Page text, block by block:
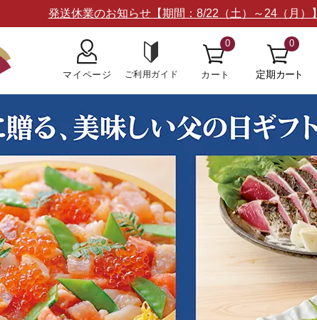
発送休業のお知らせ【期間：8/22（土）～24（月）】
0
0